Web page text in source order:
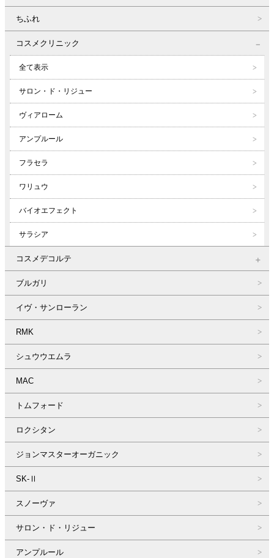
ちふれ
コスメクリニック
全て表示
サロン・ド・リジュー
ヴィアローム
アンプルール
フラセラ
ワリュウ
バイオエフェクト
サラシア
コスメデコルテ
ブルガリ
イヴ・サンローラン
RMK
シュウウエムラ
MAC
トムフォード
ロクシタン
ジョンマスターオーガニック
SK-Ⅱ
スノーヴァ
サロン・ド・リジュー
アンプルール